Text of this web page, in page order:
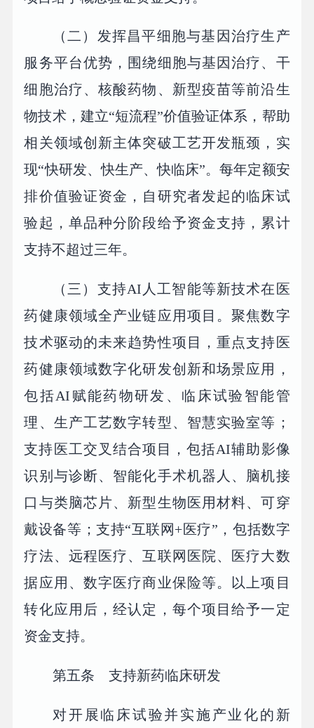
（二）发挥昌平细胞与基因治疗生产
服务平台优势，围绕细胞与基因治疗、干
细胞治疗、核酸药物、新型疫苗等前沿生
物技术，建立“短流程”价值验证体系，帮助
相关领域创新主体突破工艺开发瓶颈，实
现“快研发、快生产、快临床”。每年定额安
排价值验证资金，自研究者发起的临床试
验起，单品种分阶段给予资金支持，累计
支持不超过三年。
（三）支持AI人工智能等新技术在医
药健康领域全产业链应用项目。聚焦数字
技术驱动的未来趋势性项目，重点支持医
药健康领域数字化研发创新和场景应用，
包括AI赋能药物研发、临床试验智能管
理、生产工艺数字转型、智慧实验室等；
支持医工交叉结合项目，包括AI辅助影像
识别与诊断、智能化手术机器人、脑机接
口与类脑芯片、新型生物医用材料、可穿
戴设备等；支持“互联网+医疗”，包括数字
疗法、远程医疗、互联网医院、医疗大数
据应用、数字医疗商业保险等。以上项目
转化应用后，经认定，每个项目给予一定
资金支持。
第五条 支持新药临床研发
对开展临床试验并实施产业化的新